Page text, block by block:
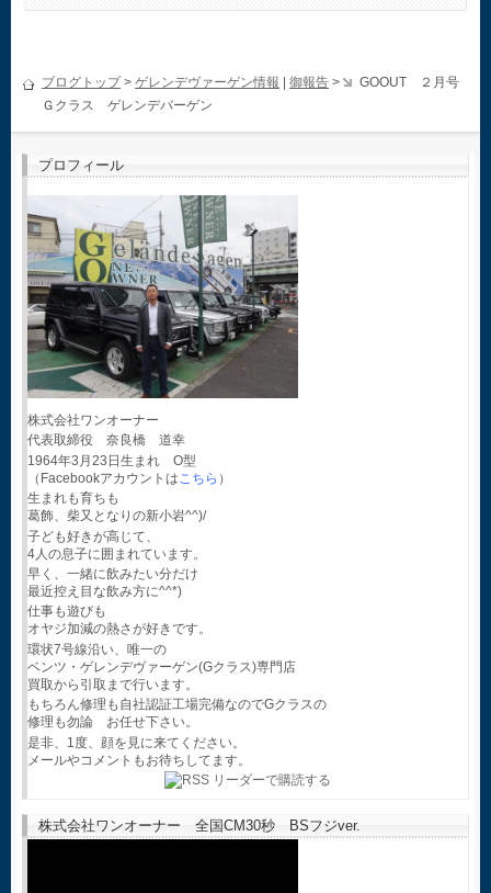
ブログトップ> ゲレンデヴァーゲン情報 御報告 >
GOOUT ２月号
Ｇクラス ゲレンデバーゲン
プロフィール
株式会社ワンオーナー
代表取締役 奈良橋 道幸
1964年3月23日生まれ O型
（Facebookアカウントはこちら ）
生まれも育ちも
葛飾、柴又となりの新小岩^^)/
子ども好きが高じて、
4人の息子に囲まれています。
早く、一緒に飲みたい分だけ
最近控え目な飲み方に^^*)
仕事も遊びも
オヤジ加減の熱さが好きです。
環状7号線沿い、唯一の
ベンツ・ゲレンデヴァーゲン(Gクラス)専門店
買取から引取まで行います。
もちろん修理も自社認証工場完備なのでGクラスの
修理も勿論 お任せ下さい。
是非、1度、顔を見に来てください。
メールやコメントもお待ちしてます。
株式会社ワンオーナー 全国CM30秒 BSフジver.